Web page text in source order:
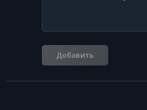
Добавить